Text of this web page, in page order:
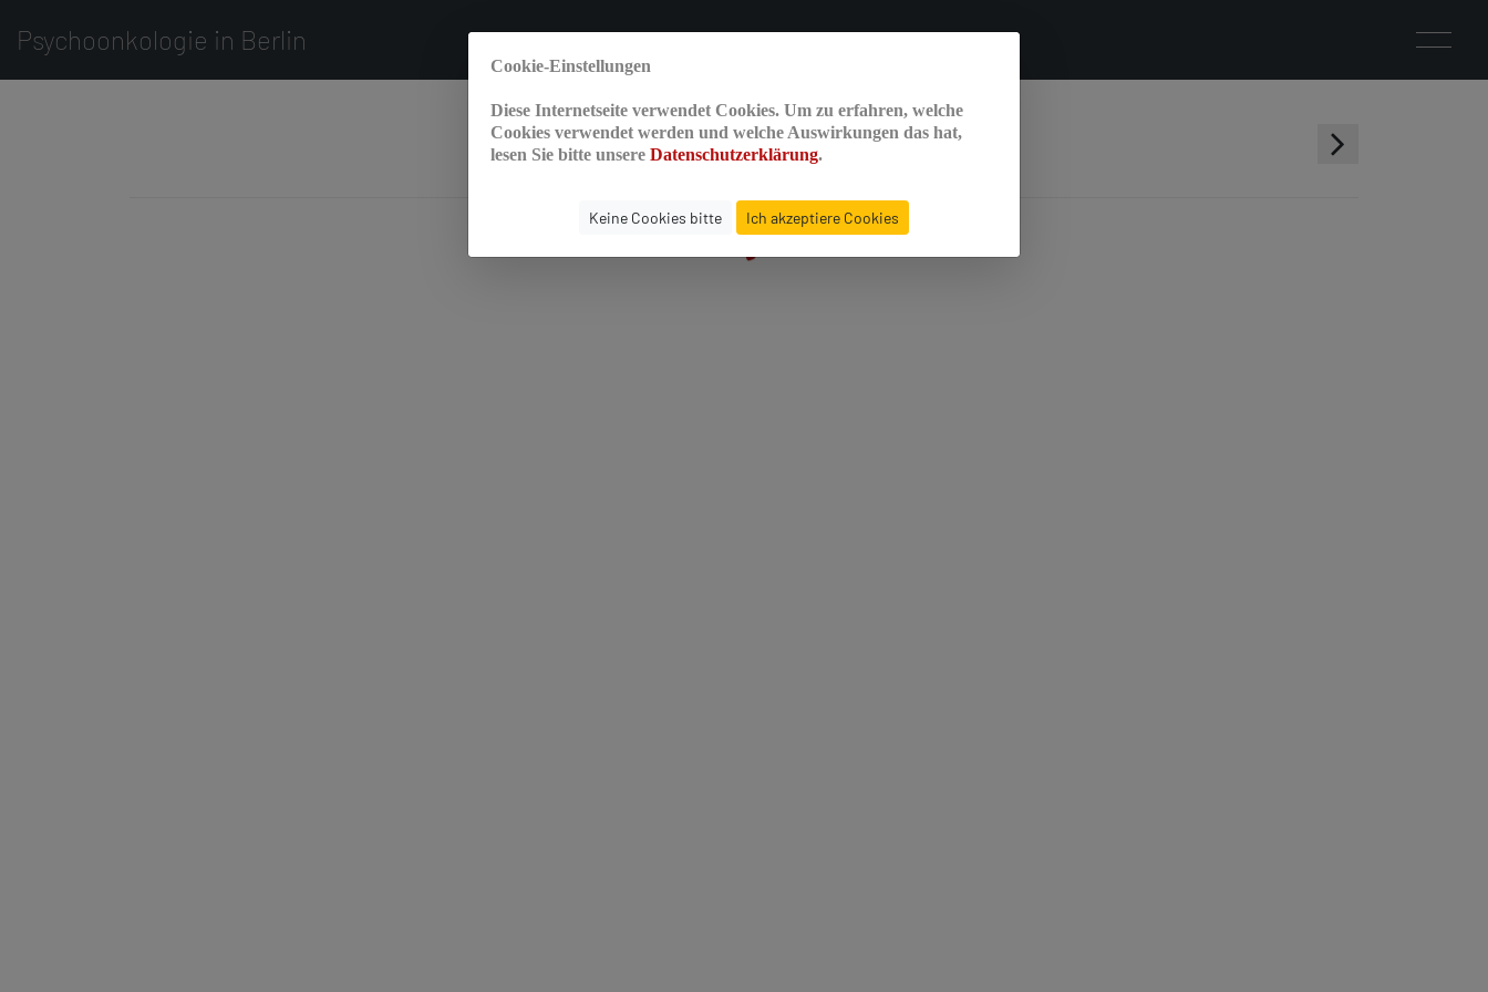
Psychoonkologie in Berlin
Cookie-Einstellungen
Diese Internetseite verwendet Cookies. Um zu erfahren, welche
Cookies verwendet werden und welche Auswirkungen das hat,
lesen Sie bitte unsere Datenschutzerklärung.
Keine Cookies bitte Ich akzeptiere Cookies
Übersicht